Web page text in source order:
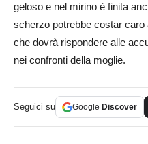
geloso e nel mirino è finita
scherzo potrebbe costar caro
che dovrà rispondere alle
nei confronti della moglie.
Seguici su Google Discover